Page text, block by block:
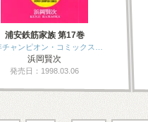
浦安鉄筋家族 第17巻
チャンピオン・コミックス…
浜岡賢次
発売日：1998.03.06